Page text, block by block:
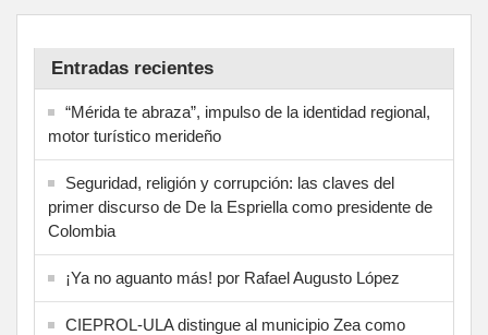
Entradas recientes
“Mérida te abraza”, impulso de la identidad regional,
motor turístico merideño
Seguridad, religión y corrupción: las claves del
primer discurso de De la Espriella como presidente de
Colombia
¡Ya no aguanto más! por Rafael Augusto López
CIEPROL-ULA distingue al municipio Zea como